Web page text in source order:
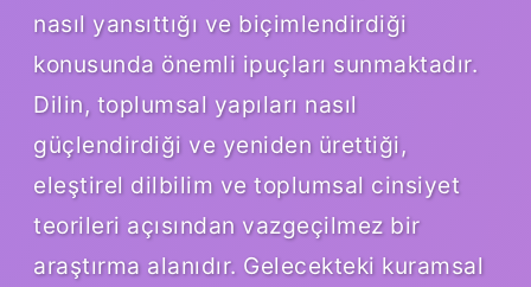
nasıl yansıttığı ve biçimlendirdiği
konusunda önemli ipuçları sunmaktadır.
Dilin, toplumsal yapıları nasıl
güçlendirdiği ve yeniden ürettiği,
eleştirel dilbilim ve toplumsal cinsiyet
teorileri açısından vazgeçilmez bir
araştırma alanıdır. Gelecekteki kuramsal